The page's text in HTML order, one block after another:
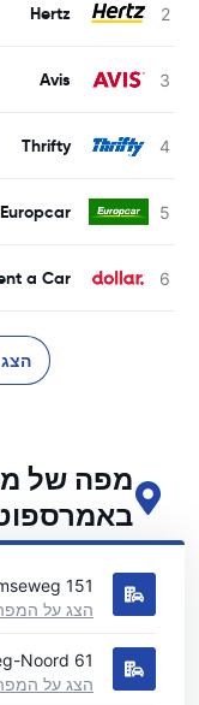
Hertz
Avis
Thrifty
Europcar
a Car
מפה של
ראה את מיקומי השכרת
151
הצג על
Noord 61
הצג על